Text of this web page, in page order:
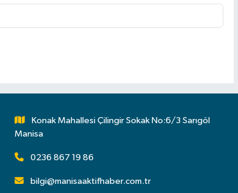
Konak Mahallesi Çilingir Sokak No:6/3 Sarıgöl
Manisa
0236 867 19 86
bilgi@manisaaktifhaber.com.tr